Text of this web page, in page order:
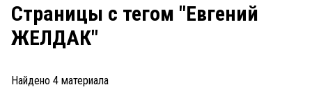
ЗАКОН
НОВОСТИ КОМПАНИЙ
ПРОИСШЕСТВИЯ
Рейтинги
Страницы c тегом "Евгений
ЖЕЛДАК"
Найдено 4 материала